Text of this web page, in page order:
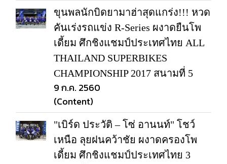
ขุนพลนักบิดยามาฮ่าสุดแกร่ง!!! หวด
คันเร่งรถแข่ง R-Series ผงาดยืนโพ
เดี้ยม ศึกชิงแชมป์ประเทศไทย ALL
THAILAND SUPERBIKES
CHAMPIONSHIP 2017 สนามที่ 5
9 ก.ค. 2560
(Content)
"เบิร์ด ประวัติ – โซ่ อานนท์" โชว์
เหนือ ลุยฝนคว้าชัย ผงาดครองโพ
เดี้ยม ศึกชิงแชมป์ประเทศไทย 3